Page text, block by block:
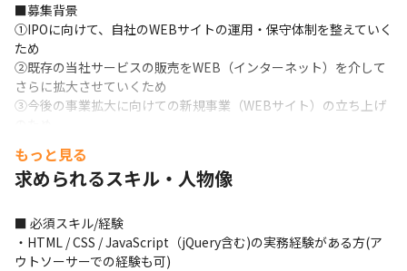
■募集背景
①IPOに向けて、自社のWEBサイトの運用・保守体制を整えていく
ため
②既存の当社サービスの販売をWEB（インターネット）を介して
さらに拡大させていくため
③今後の事業拡大に向けての新規事業（WEBサイト）の立ち上げ
■仕事の魅力
・社内WEBマーケターと連携し、LPO（ランディングページ最適
果を意識した開発に携われる環境です。フロントエンドエンジニ
アとしての技術力だけでなく、マーケティング視点での改善力も
身につけることができます。
もっと見る
求められるスキル・人物像
■ 必須スキル/経験
・HTML / CSS / JavaScript（jQuery含む)の実務経験がある方(ア
ウトソーサーでの経験も可)